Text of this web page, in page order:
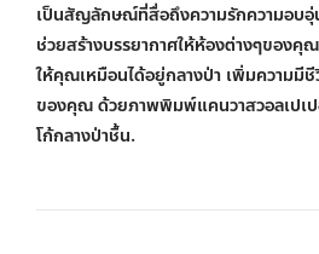
เป็นสัญลักษณ์ที่สื่อถึงความรักความอบอุ่
ช่วยสร้างบรรยากาศให้ห้องต่างๆของคุ
ให้คุณเหมือนได้อยู่กลางป่า เพิ่มความมี
ของคุณ ด้วยภาพพิมพ์แคนวาสวอลเปเ
โก้กลางป่าชื้น.